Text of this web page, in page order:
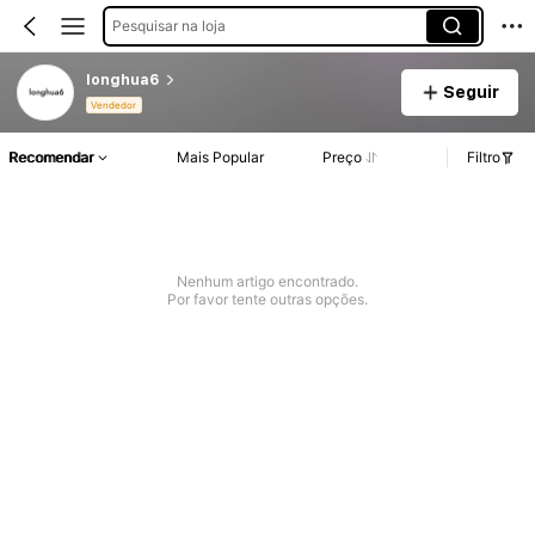
Pesquisar na loja
longhua6
Vendedor
Seguir
Recomendar Mais Popular Preço Filtro
Nenhum artigo encontrado.
Por favor tente outras opções.